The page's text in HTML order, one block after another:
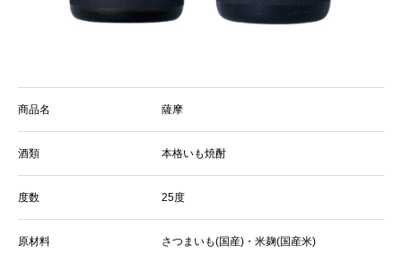
商品名 薩摩
酒類 本格いも焼酎
度数 25度
原材料 さつまいも(国産)・米麹(国産米)